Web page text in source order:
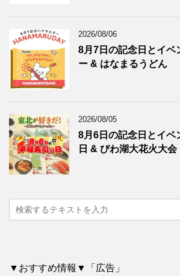
2026/08/06
8月7日の記念日とイベ
ー & はなまるうどん
2026/08/05
8月6日の記念日とイベ
日 & びわ湖大花火大会
▼おすすめ情報▼「広告」